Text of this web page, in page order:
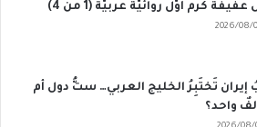
عفيفة كرم أَوَّل روائيَّة عربيَّة (1 من 4)
2026/08/
إيران تَختَبِرُ الخليج العربي… ستُّ دول أم
واحد؟